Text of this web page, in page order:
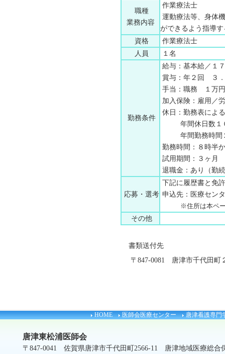
職種
業務内容
作業療法士
運動療法等、身体
ができるよう指導
資格
作業療法士
人員
１名
勤務条件
給与：基本給／１
賞与：年２回 ３
手当：職務 １万
加入保険：雇用／
休日：勤務表によ
年間休日数１０
年間勤務時間２
勤務時間：８時半
試用期間：３ヶ月
退職金：あり（勤
応募・選考
下記に履歴書と免
申込先：医療セン
※住所は本ペ
その他
書類送付先
〒847-0081 唐津市千代田町
HOME 医師会医療センター 唐津看護専門
唐津東松浦医師会
〒847-0041 佐賀県唐津市千代田町2566-11 唐津地域医療総合